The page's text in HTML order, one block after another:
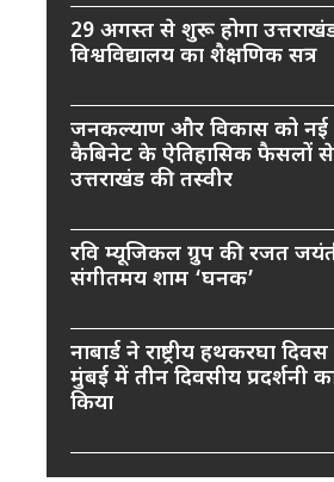
29 अगस्त से शुरू होगा
विश्वविद्यालय का शैक्षणिक सत्र
जनकल्याण और विकास को नई
कैबिनेट के ऐतिहासिक फैसलों
उत्तराखंड की तस्वीर
रवि म्यूजिकल ग्रुप की रजत
संगीतमय शाम ‘घनक’
नाबार्ड ने राष्ट्रीय हथकरघा
मुंबई में तीन दिवसीय प्रदर्शनी
किया